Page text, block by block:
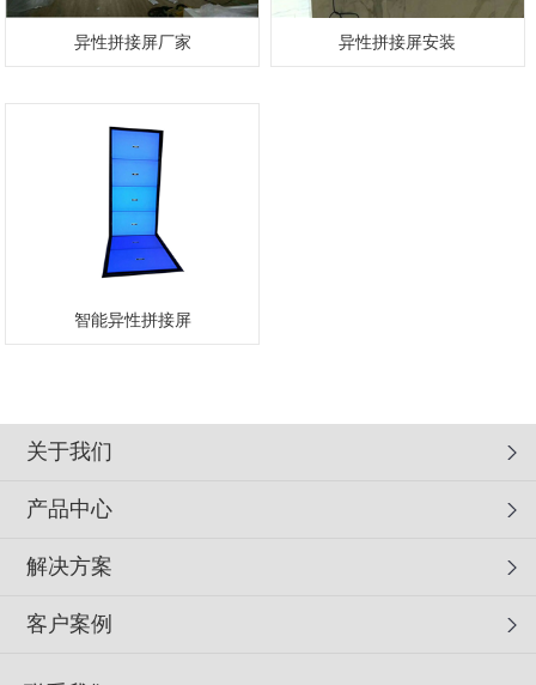
异性拼接屏厂家 异性拼接屏安装
智能异性拼接屏
关于我们
产品中心
解决方案
客户案例